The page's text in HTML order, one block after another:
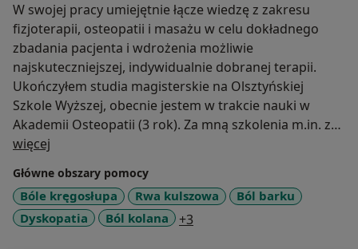
W swojej pracy umiejętnie łącze wiedzę z zakresu
fizjoterapii, osteopatii i masażu w celu dokładnego
zbadania pacjenta i wdrożenia możliwie
najskuteczniejszej, indywidualnie dobranej terapii.
Ukończyłem studia magisterskie na Olsztyńskiej
Szkole Wyższej, obecnie jestem w trakcie nauki w
Akademii Osteopatii (3 rok). Za mną szkolenia m.in. z
suchego igłowania oraz osteopatii i chiropraktyki (w
pigułce). Stale się rozwijam, a wraz z każdym
pacjentem wzbogacam swoje doświadczenie. Pracuję
technikami osteopatycznymi, terapią manualną,
masażem leczniczym. Ponadto prowadzę rehabilitację
więcej
Główne obszary pomocy
Bóle kręgosłupa Rwa kulszowa
Ból barku
Dyskopatia
Ból kolana +3